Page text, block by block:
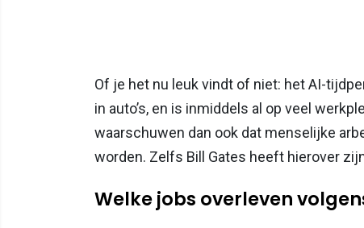
Of je het nu leuk vindt of niet: het AI-
in auto’s, en is inmiddels al op veel
waarschuwen dan ook dat menselijke
worden. Zelfs Bill Gates heeft hierover
Welke jobs overleven